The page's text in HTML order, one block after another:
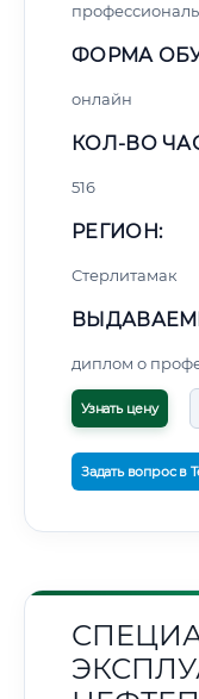
ФОРМА
онлайн
КОЛ-ВО
516
РЕГИОН:
Стерлитамак
диплом о
Узнать цену
Задать вопрос в